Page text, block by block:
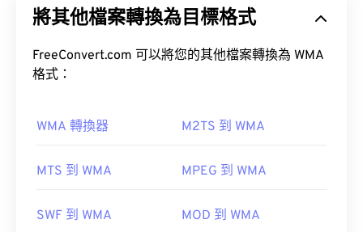
如何開啟 AIFF 檔案？
預設情況下，AIFF 檔案會在Windows Media Player
或iTunes
器
Audacity Android
編解碼器，也是一種音訊格式。自 1999 年誕生以
Pro、WMA Voice。
Windows Media
如何開啟WMA檔案？
Player支援WMA文件，並且通常是開啟這些檔案的
將其他檔案轉換為目標格式
FreeConvert.com 可以將您的其他檔案轉換為 WMA
格式：
WMA 轉換器 M2TS 到 WMA
MTS 到 WMA MPEG 到 WMA
SWF 到 WMA MOD 到 WMA